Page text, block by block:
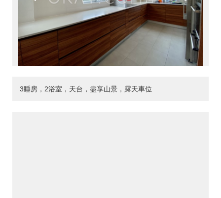
3睡房，2浴室，天台，盡享山景，露天車位